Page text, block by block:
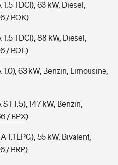
TDCI), 63 kW, Diesel,
/ BOK)
TDCI), 88 kW, Diesel,
/ BOL)
1.0), 63 kW, Benzin, Limousine,
1.5), 147 kW, Benzin,
/ BPX)
1.1 LPG), 55 kW, Bivalent,
/ BRP)